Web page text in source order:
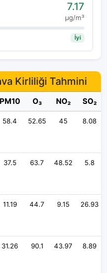
7.17
μg/m³
İyi
Kirliliği Tahmini
PM10 O₃ NO₂ SO₂
58.4 52.65 45 8.08
37.5 63.7 48.52 5.8
11.19 44.7 9.15 26.93
31.26 90.1 43.97 8.89